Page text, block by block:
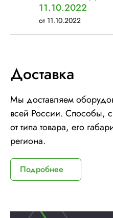
11.10.2022
от 11.10.2022
Доставка
Мы доставляем
всей России. Способы,
от типа товара, его
региона.
Подробнее